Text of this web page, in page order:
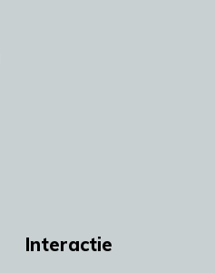
Interactie